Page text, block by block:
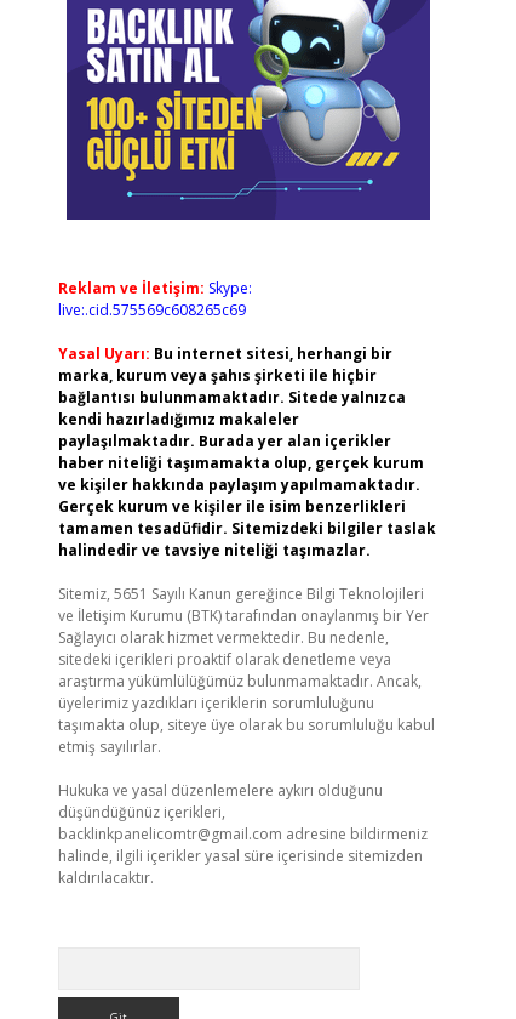
Reklam ve İletişim: Skype:
live:.cid.575569c608265c69
Yasal Uyarı: Bu internet sitesi, herhangi bir
marka, kurum veya şahıs şirketi ile hiçbir
bağlantısı bulunmamaktadır. Sitede yalnızca
kendi hazırladığımız makaleler
paylaşılmaktadır. Burada yer alan içerikler
haber niteliği taşımamakta olup, gerçek kurum
ve kişiler hakkında paylaşım yapılmamaktadır.
Gerçek kurum ve kişiler ile isim benzerlikleri
tamamen tesadüfidir. Sitemizdeki bilgiler taslak
halindedir ve tavsiye niteliği taşımazlar.
Sitemiz, 5651 Sayılı Kanun gereğince Bilgi Teknolojileri
ve İletişim Kurumu (BTK) tarafından onaylanmış bir Yer
Sağlayıcı olarak hizmet vermektedir. Bu nedenle,
sitedeki içerikleri proaktif olarak denetleme veya
araştırma yükümlülüğümüz bulunmamaktadır. Ancak,
üyelerimiz yazdıkları içeriklerin sorumluluğunu
taşımakta olup, siteye üye olarak bu sorumluluğu kabul
etmiş sayılırlar.
Hukuka ve yasal düzenlemelere aykırı olduğunu
düşündüğünüz içerikleri,
backlinkpanelicomtr@gmail.com adresine bildirmeniz
halinde, ilgili içerikler yasal süre içerisinde sitemizden
kaldırılacaktır.